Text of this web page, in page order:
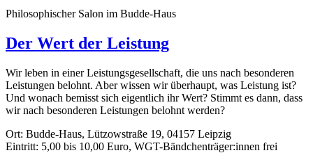
Philosophischer Salon im Budde-Haus
Der Wert der Leistung
Wir leben in einer Leistungsgesellschaft, die uns nach besonderen
Leistungen belohnt. Aber wissen wir überhaupt, was Leistung ist?
Und wonach bemisst sich eigentlich ihr Wert? Stimmt es dann, dass
wir nach besonderen Leistungen belohnt werden?
Ort: Budde-Haus, Lützowstraße 19, 04157 Leipzig
Eintritt: 5,00 bis 10,00 Euro, WGT-Bändchenträger:innen frei